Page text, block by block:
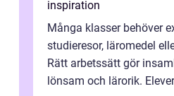
inspiration
Många klasser behöver
studieresor, läromedel
Rätt arbetssätt gör
lönsam och lärorik.